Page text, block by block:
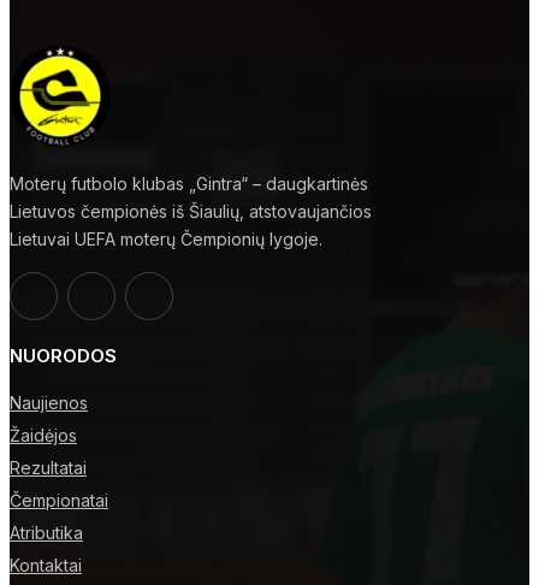
Moterų futbolo klubas „Gintra“ – daugkartinės
Lietuvos čempionės iš Šiaulių, atstovaujančios
Lietuvai UEFA moterų Čempionių lygoje.
NUORODOS
Naujienos
Žaidėjos
Rezultatai
Čempionatai
Atributika
Kontaktai